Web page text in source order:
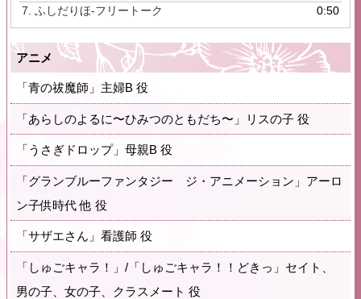
7. ふしだりほ-フリートーク 0:50
アニメ
「青の祓魔師」主婦B 役
「あらしのよるに〜ひみつのともだち〜」リスの子 役
「うさぎドロップ」母親B 役
「グランブルーファンタジー ジ・アニメーション」アーロ
ン子供時代 他 役
「サザエさん」看護師 役
「しゅごキャラ！」/「しゅごキャラ！！どきっ」セイト、
男の子、女の子、クラスメート 役